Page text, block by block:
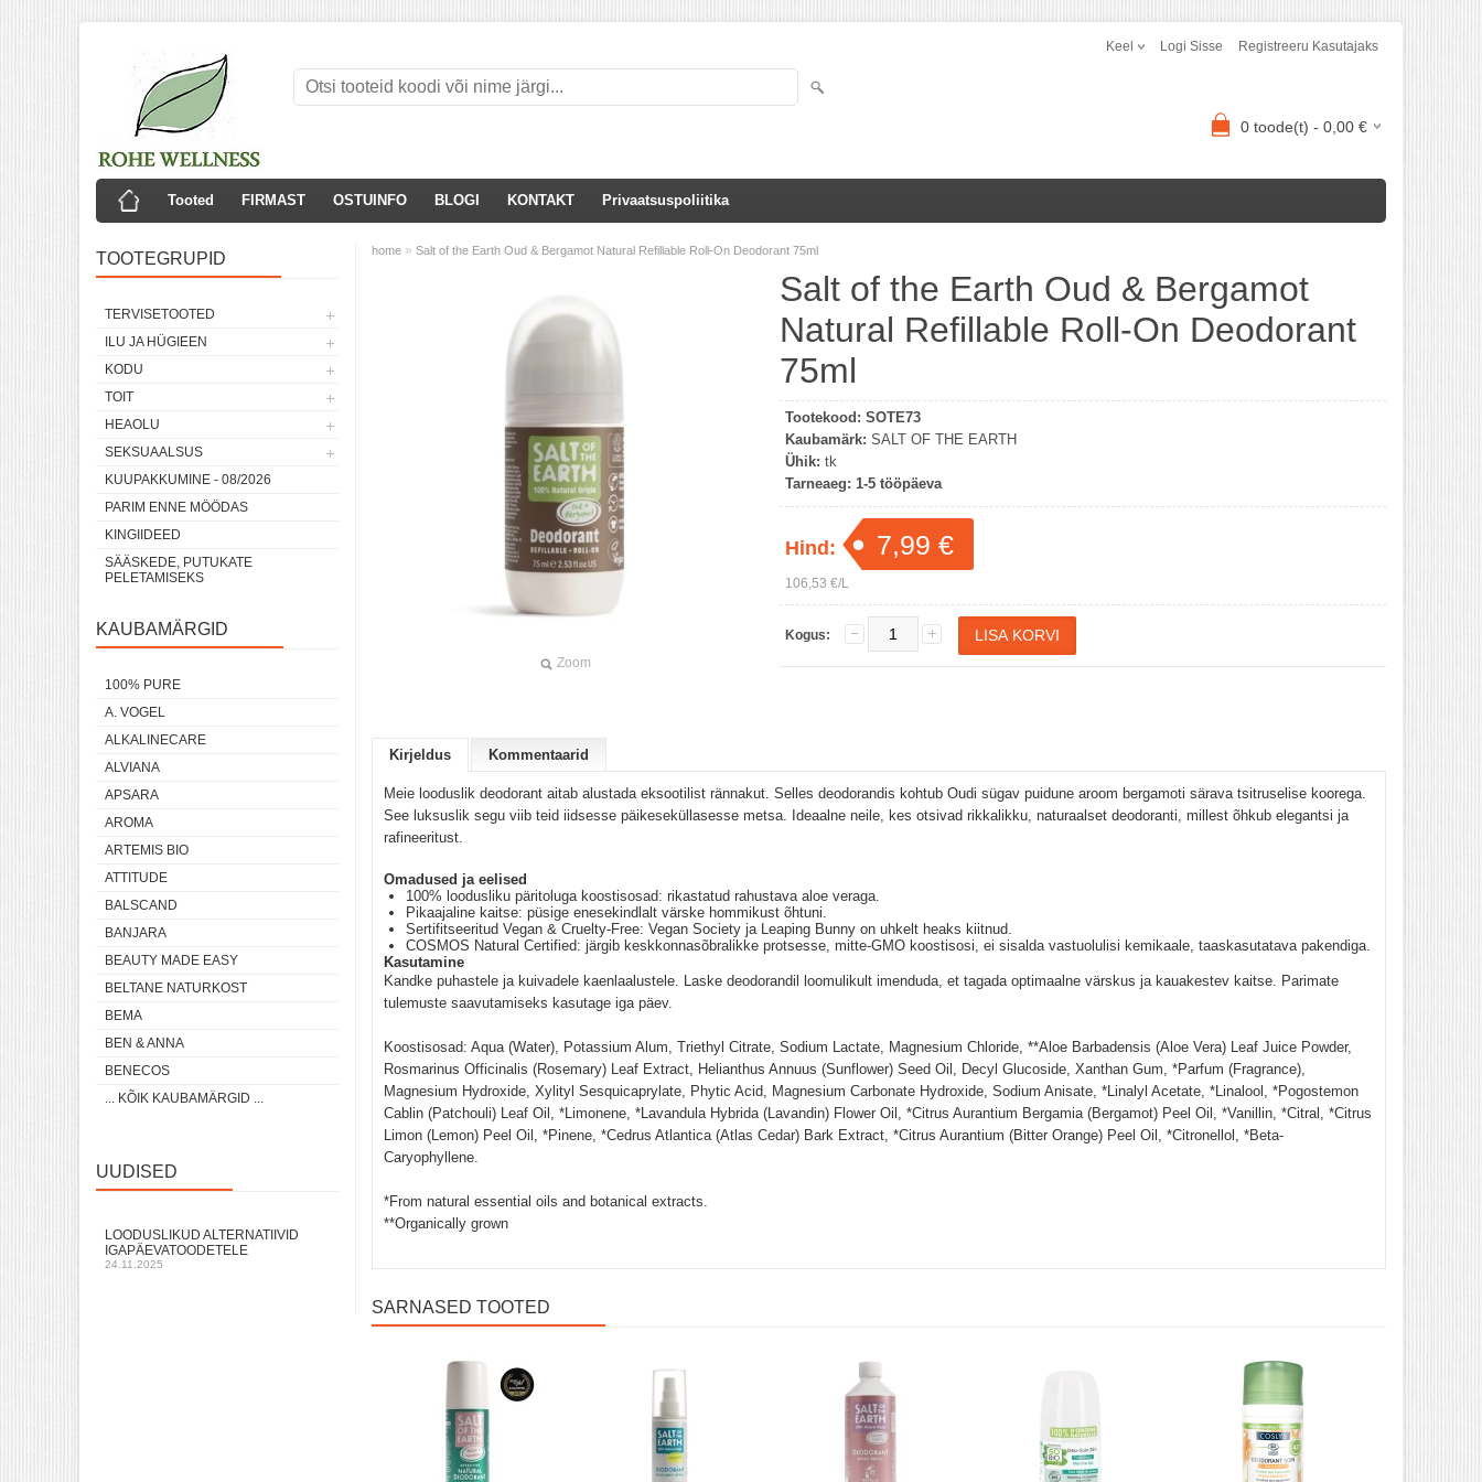
Keel Logi Sisse Registreeru Kasutajaks
0 toode(t) - 0,00 €
Tooted FIRMAST OSTUINFO BLOGI KONTAKT Privaatsuspoliitika
TOOTEGRUPID
TERVISETOOTED
ILU JA HÜGIEEN
KODU
TOIT
HEAOLU
SEKSUAALSUS
KUUPAKKUMINE - 08/2026
PARIM ENNE MÖÖDAS
KINGIIDEED
SÄÄSKEDE, PUTUKATE
PELETAMISEKS
KAUBAMÄRGID
100% PURE
A. VOGEL
ALKALINECARE
ALVIANA
APSARA
AROMA
ARTEMIS BIO
ATTITUDE
BALSCAND
BANJARA
BEAUTY MADE EASY
BELTANE NATURKOST
BEMA
BEN & ANNA
BENECOS
... KÕIK KAUBAMÄRGID ...
UUDISED
LOODUSLIKUD ALTERNATIIVID
IGAPÄEVATOODETELE
24.11.2025
home » Salt of the Earth Oud & Bergamot Natural Refillable Roll-On Deodorant 75ml
Zoom
Salt of the Earth Oud & Bergamot
Natural Refillable Roll-On Deodorant
75ml
Tootekood: SOTE73
Kaubamärk: SALT OF THE EARTH
Ühik: tk
Tarneaeg: 1-5 tööpäeva
Hind: 7,99 €
106,53 €/L
Kogus:
Kirjeldus Kommentaarid
Meie looduslik deodorant aitab alustada eksootilist rännakut. Selles deodorandis kohtub Oudi sügav puidune aroom bergamoti särava tsitruselise koorega.
See luksuslik segu viib teid iidsesse päikeseküllasesse metsa. Ideaalne neile, kes otsivad rikkalikku, naturaalset deodoranti, millest õhkub elegantsi ja
rafineeritust.
Omadused ja eelised
100% loodusliku päritoluga koostisosad: rikastatud rahustava aloe veraga.
Pikaajaline kaitse: püsige enesekindlalt värske hommikust õhtuni.
Sertifitseeritud Vegan & Cruelty-Free: Vegan Society ja Leaping Bunny on uhkelt heaks kiitnud.
COSMOS Natural Certified: järgib keskkonnasõbralikke protsesse, mitte-GMO koostisosi, ei sisalda vastuolulisi kemikaale, taaskasutatava pakendiga.
Kasutamine
Kandke puhastele ja kuivadele kaenlaalustele. Laske deodorandil loomulikult imenduda, et tagada optimaalne värskus ja kauakestev kaitse. Parimate
tulemuste saavutamiseks kasutage iga päev.
Koostisosad: Aqua (Water), Potassium Alum, Triethyl Citrate, Sodium Lactate, Magnesium Chloride, **Aloe Barbadensis (Aloe Vera) Leaf Juice Powder,
Rosmarinus Officinalis (Rosemary) Leaf Extract, Helianthus Annuus (Sunflower) Seed Oil, Decyl Glucoside, Xanthan Gum, *Parfum (Fragrance),
Magnesium Hydroxide, Xylityl Sesquicaprylate, Phytic Acid, Magnesium Carbonate Hydroxide, Sodium Anisate, *Linalyl Acetate, *Linalool, *Pogostemon
Cablin (Patchouli) Leaf Oil, *Limonene, *Lavandula Hybrida (Lavandin) Flower Oil, *Citrus Aurantium Bergamia (Bergamot) Peel Oil, *Vanillin, *Citral, *Citrus
Limon (Lemon) Peel Oil, *Pinene, *Cedrus Atlantica (Atlas Cedar) Bark Extract, *Citrus Aurantium (Bitter Orange) Peel Oil, *Citronellol, *Beta-
Caryophyllene.
*From natural essential oils and botanical extracts.
**Organically grown
SARNASED TOOTED